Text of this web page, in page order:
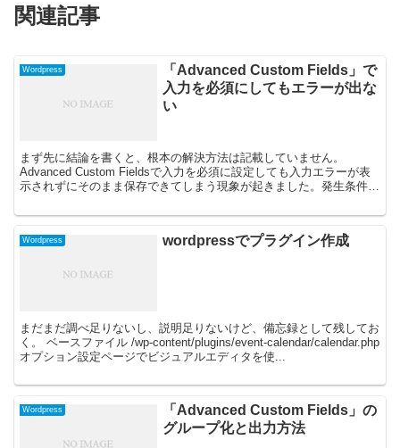
関連記事
Wordpress
「Advanced Custom Fields」で
入力を必須にしてもエラーが出な
い
まず先に結論を書くと、根本の解決方法は記載していません。
Advanced Custom Fieldsで入力を必須に設定しても入力エラーが表
示されずにそのまま保存できてしまう現象が起きました。発生条件と
Wordpress wordpressでプラグイン作成
まだまだ調べ足りないし、説明足りないけど、備忘録として残してお
く。 ベースファイル /wp-content/plugins/event-calendar/calendar.php
オプション設定ページでビジュアルエディタを使...
Wordpress
「Advanced Custom Fields」の
グループ化と出力方法